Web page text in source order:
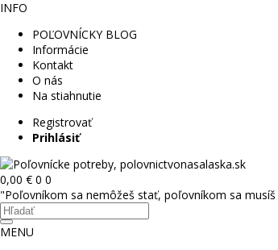
INFO
POĽOVNÍCKY BLOG
Informácie
Kontakt
O nás
Na stiahnutie
Registrovať
Prihlásiť
0,00 € 0 0
"Poľovníkom sa nemôžeš stať, poľovníkom sa
MENU